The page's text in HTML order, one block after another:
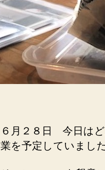
６月２８日 今日は
業を予定していまし